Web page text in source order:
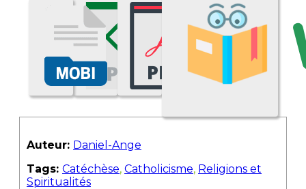
Auteur: Daniel-Ange
Tags: Catéchèse, Catholicisme, Religions et
Spiritualités